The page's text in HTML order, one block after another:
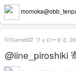
@iine_piroshiki
01Garnet02 フォローする